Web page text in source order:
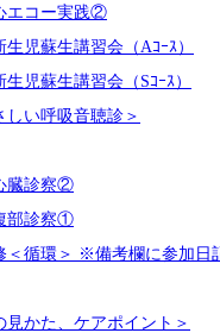
エコー実践②
児蘇生講習会（Aｺｰｽ）
児蘇生講習会（Sｺｰｽ）
しい呼吸音聴診＞
臓診察②
部診察①
循環＞ ※備考欄に参加日
かた、ケアポイント＞